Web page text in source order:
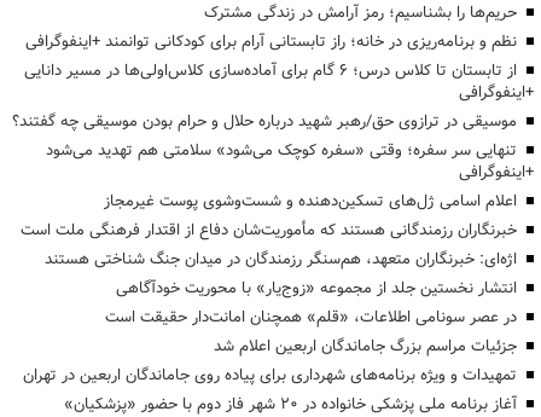
حریم‌ها را بشناسیم؛ رمز آرامش در زندگی مشترک
نظم و برنامه‌ریزی در خانه؛ راز تابستانی آرام برای کودکانی توانمند +اینفوگرافی
از تابستان تا کلاس درس؛ ۶ گام برای آماده‌سازی کلاس‌اولی‌ها در مسیر دانایی
+اینفوگرافی
موسیقی در ترازوی حق/رهبر شهید درباره حلال و حرام بودن موسیقی چه گفتند؟
تنهایی سر سفره؛ وقتی «سفره کوچک می‌شود» سلامتی هم تهدید می‌شود
+اینفوگرافی
اعلام اسامی ژل‌های تسکین‌دهنده و شست‌وشوی پوست غیرمجاز
خبرنگاران رزمندگانی هستند که مأموریت‌شان دفاع از اقتدار فرهنگی ملت است
اژه‌ای: خبرنگاران متعهد، هم‌سنگر رزمندگان در میدان جنگ شناختی هستند
انتشار نخستین جلد از مجموعه «زوج‌یار» با محوریت خودآگاهی
در عصر سونامی اطلاعات، «قلم» همچنان امانت‌دار حقیقت است
جزئیات مراسم بزرگ جاماندگان اربعین اعلام شد
تمهیدات و ویژه برنامه‌های شهرداری برای پیاده روی جاماندگان اربعین در تهران
آغاز برنامه ملی پزشکی خانواده در ۲۰ شهر فاز دوم با حضور «پزشکیان»